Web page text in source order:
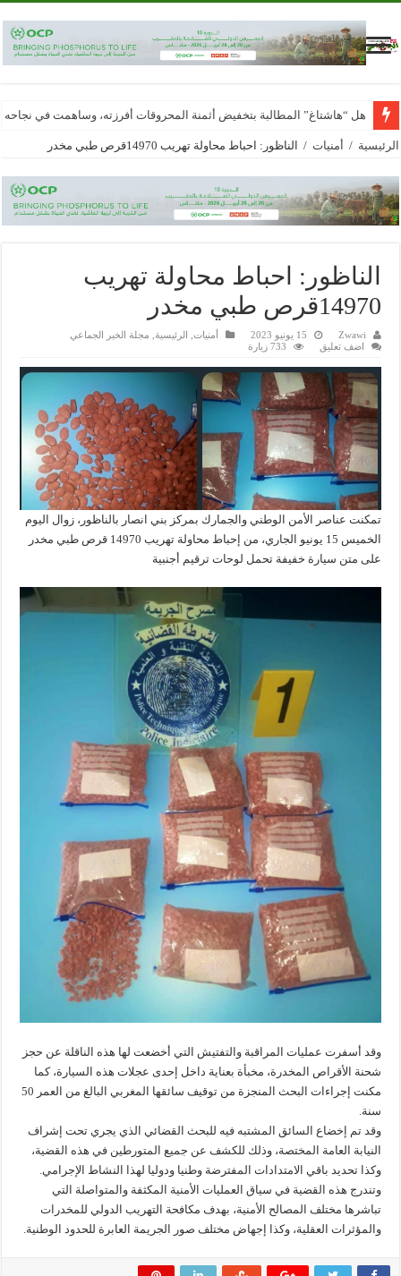
هل “هاشتاغ” المطالبة بتخفيض أثمنة المحروقات أفرزته، وساهمت في
الرئيسية / أمنيات / الناظور: احباط محاولة تهريب 14970قرص طبي مخدر
الناظور: احباط محاولة تهريب
14970قرص طبي مخدر
Zwawi 15 يونيو 2023 أمنيات الرئيسية
مجلة الخبر الجماعي
اضف تعليق
733 زيارة
تمكنت عناصر الأمن الوطني والجمارك بمركز بني انصار بالناظور، زوال اليوم
الخميس 15 يونيو الجاري، من إحباط محاولة تهريب 14970 قرص طبي مخدر
على متن سيارة خفيفة تحمل لوحات ترقيم أجنبية
وقد أسفرت عمليات المراقبة والتفتيش التي أخضعت لها هذه الناقلة عن حجز
شحنة الأقراص المخدرة، مخبأة بعناية داخل إحدى عجلات هذه السيارة، كما
مكنت إجراءات البحث المنجزة من توقيف سائقها المغربي البالغ من العمر 50
سنة.
وقد تم إخضاع السائق المشتبه فيه للبحث القضائي الذي يجري تحت إشراف
النيابة العامة المختصة، وذلك للكشف عن جميع المتورطين في هذه القضية،
وكذا تحديد باقي الامتدادات المفترضة وطنيا ودوليا لهذا النشاط الإجرامي.
وتندرج هذه القضية في سياق العمليات الأمنية المكثفة والمتواصلة التي
تباشرها مختلف المصالح الأمنية، بهدف مكافحة التهريب الدولي للمخدرات
والمؤثرات العقلية، وكذا إجهاض مختلف صور الجريمة العابرة للحدود الوطنية.